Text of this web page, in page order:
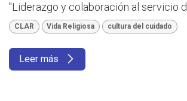
"Liderazgo y colaboración al servicio
CLAR Vida Religiosa cultura del cuidado
Leer más